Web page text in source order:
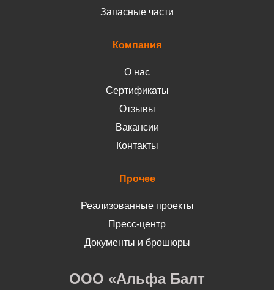
Запасные части
Компания
О нас
Сертификаты
Отзывы
Вакансии
Контакты
Прочее
Реализованные проекты
Пресс-центр
Документы и брошюры
ООО «Альфа Балт